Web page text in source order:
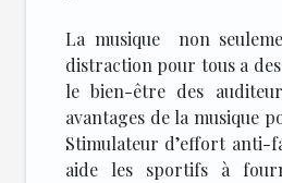
La musique non
distraction pour tous a
le bien-être des
avantages de la musique
Stimulateur d’effort anti-
aide les sportifs à